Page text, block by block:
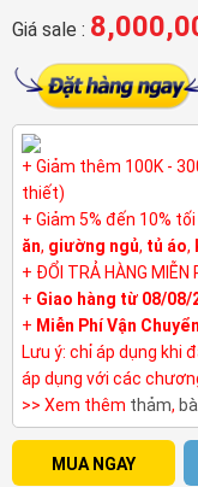
PHÒNG KHÁCH
Giá sale :
+ Giảm thêm 100K -
thiết)
+ Giảm 5% đến 10%
ăn, giường ngủ, tủ áo,
+ ĐỔI TRẢ HÀNG MIỄN
+ Giao hàng từ 08/
+ Miễn Phí Vận
Lưu ý: chỉ áp dụng khi
áp dụng với các
>> Xem thêm thảm,
MUA NGAY